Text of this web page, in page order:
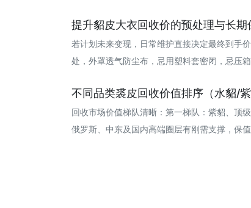
提升貂皮大衣回收价的预处理与长期
若计划未来变现，日常维护直接决定最终到手
处，外罩透气防尘布，忌用塑料套密闭，忌压
不同品类裘皮回收价值排序（水貂/
回收市场价值梯队清晰：第一梯队：紫貂、顶
俄罗斯、中东及国内高端圈层有刚需支撑，保